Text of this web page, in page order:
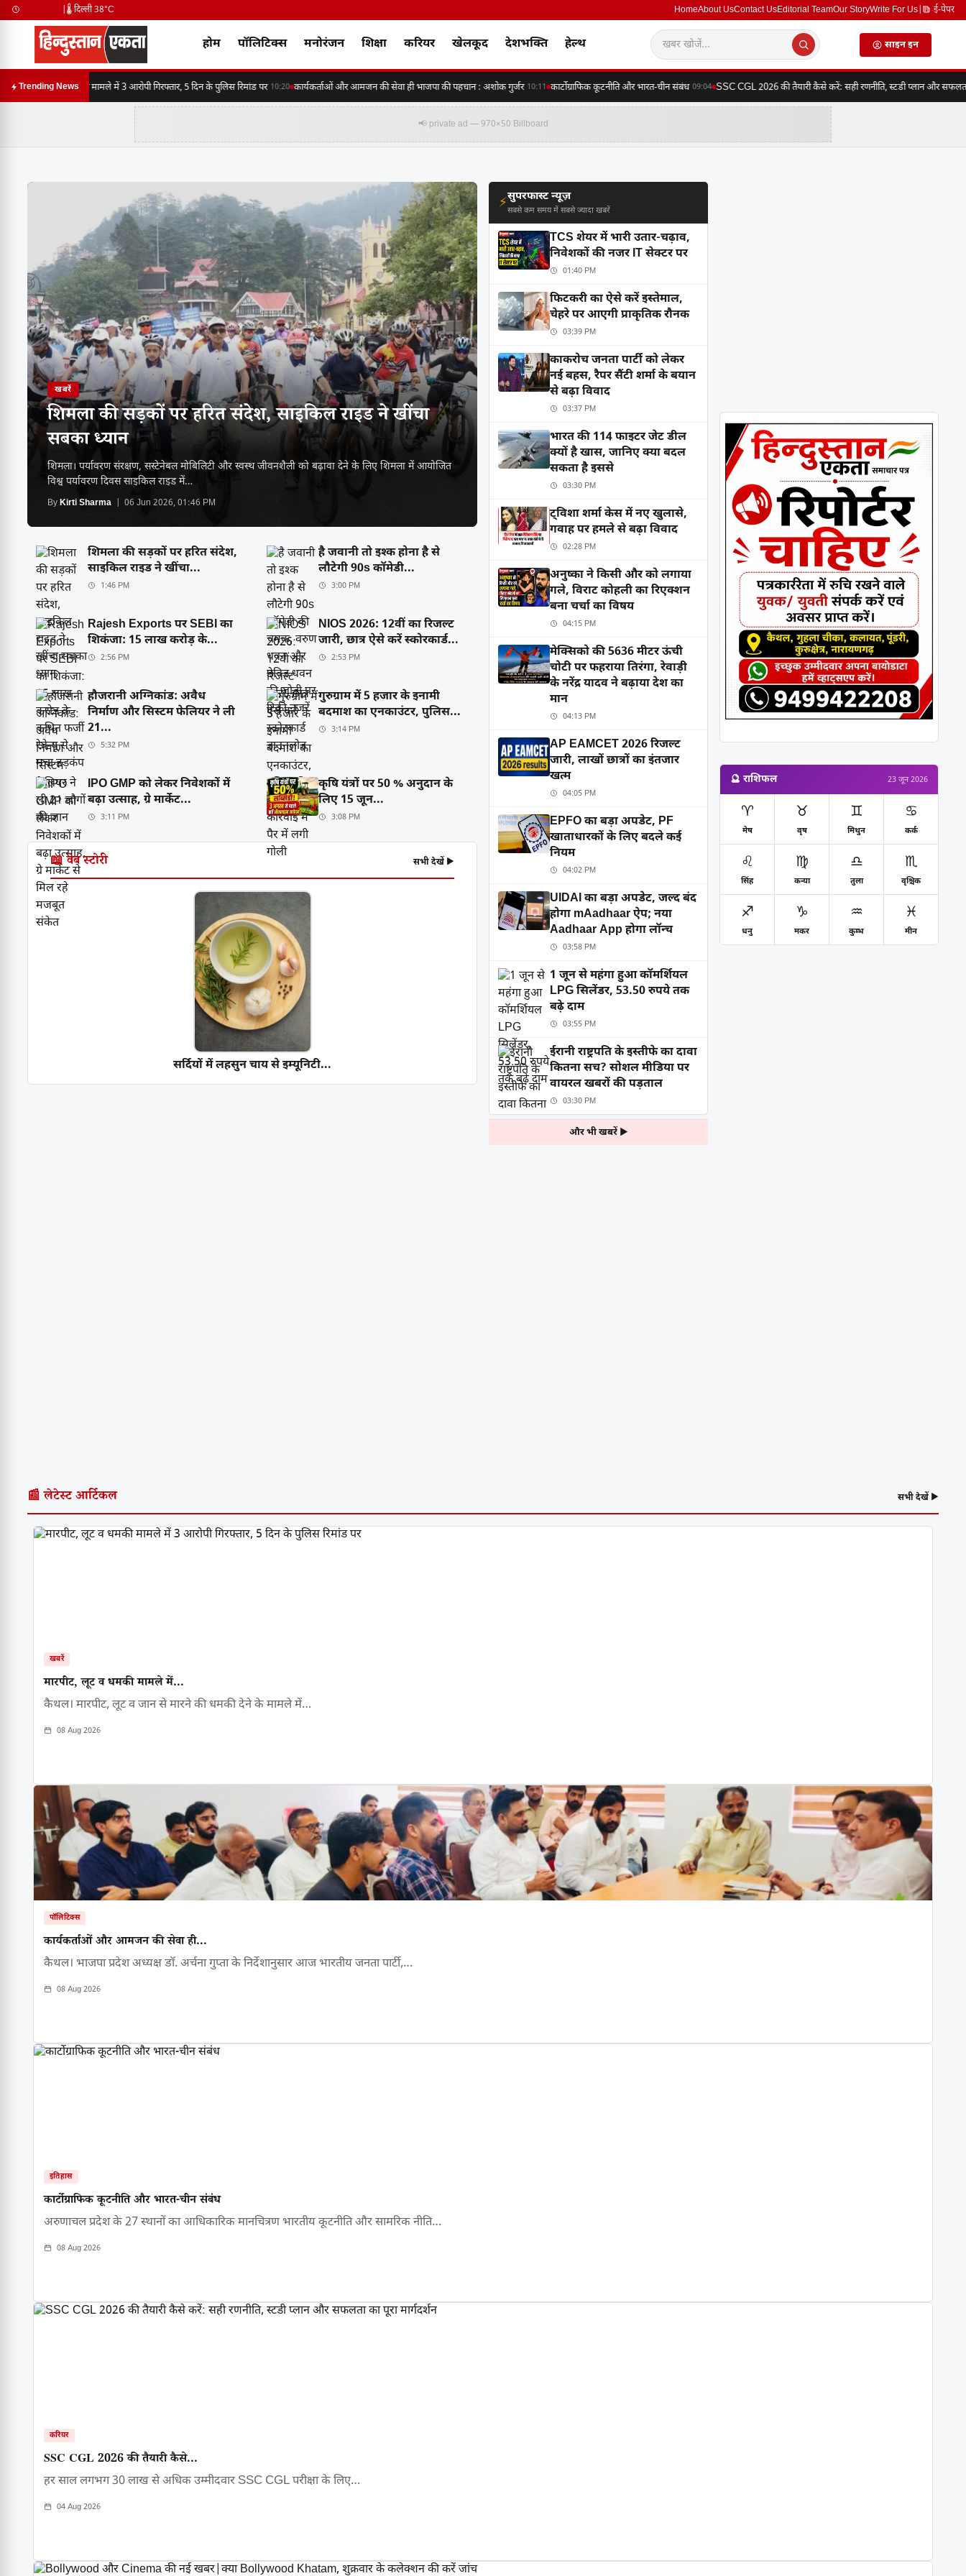
🌡️ दिल्ली 38°C HomeAbout UsContact UsEditorial TeamOur StoryWrite For Us ई-पेपर
होम पॉलिटिक्स मनोरंजन शिक्षा करियर खेलकूद देशभक्ति हेल्थ साइन इन
Trending News
मारपीट, लूट व धमकी मामले में 3 आरोपी गिरफ्तार, 5 दिन के पुलिस रिमांड पर 10:20 कार्यकर्ताओं और आमजन की सेवा ही भाजपा की पहचान : अशोक गुर्जर 10:11 कार्टोग्राफिक कूटनीति और भारत-चीन संबंध 09:04 SSC CGL 2026 की तैयारी कैसे करें: सही रणनीति, स्टडी प्लान और सफलता का
📢 private ad — 970×50 Billboard
खबरें
शिमला की सड़कों पर हरित संदेश, साइकिल राइड ने खींचा
सबका ध्यान
शिमला। पर्यावरण संरक्षण, सस्टेनेबल मोबिलिटी और स्वस्थ जीवनशैली को बढ़ावा देने के लिए शिमला में आयोजित
विश्व पर्यावरण दिवस साइकिल राइड में…
ByKirti Sharma | 06 Jun 2026, 01:46 PM
शिमला की सड़कों पर हरित संदेश,
साइकिल राइड ने खींचा...
1:46 PM
है जवानी तो इश्क होना है से
लौटेगी 90s कॉमेडी...
3:00 PM
Rajesh Exports पर SEBI का
शिकंजा: 15 लाख करोड़ के...
2:56 PM
NIOS 2026: 12वीं का रिजल्ट
जारी, छात्र ऐसे करें स्कोरकार्ड...
2:53 PM
हौजरानी अग्निकांड: अवैध
निर्माण और सिस्टम फेलियर ने ली
21...
5:32 PM
गुरुग्राम में 5 हजार के इनामी
बदमाश का एनकाउंटर, पुलिस...
3:14 PM
IPO GMP को लेकर निवेशकों में
बढ़ा उत्साह, ग्रे मार्केट...
3:11 PM
कृषि यंत्रों पर 50 % अनुदान के
लिए 15 जून...
3:08 PM
📖 वेब स्टोरी सभी देखें ▶
सर्दियों में लहसुन चाय से इम्यूनिटी...
⚡सुपरफास्ट न्यूज़
सबसे कम समय में सबसे ज्यादा खबरें
TCS शेयर में भारी उतार-चढ़ाव,
निवेशकों की नजर IT सेक्टर पर
01:40 PM
फिटकरी का ऐसे करें इस्तेमाल,
चेहरे पर आएगी प्राकृतिक रौनक
03:39 PM
काकरोच जनता पार्टी को लेकर
नई बहस, रैपर सैंटी शर्मा के बयान
से बढ़ा विवाद
03:37 PM
भारत की 114 फाइटर जेट डील
क्यों है खास, जानिए क्या बदल
सकता है इससे
03:30 PM
ट्विशा शर्मा केस में नए खुलासे,
गवाह पर हमले से बढ़ा विवाद
02:28 PM
अनुष्का ने किसी और को लगाया
गले, विराट कोहली का रिएक्शन
बना चर्चा का विषय
04:15 PM
मेक्सिको की 5636 मीटर ऊंची
चोटी पर फहराया तिरंगा, रेवाड़ी
के नरेंद्र यादव ने बढ़ाया देश का
मान
04:13 PM
AP EAMCET 2026 रिजल्ट
जारी, लाखों छात्रों का इंतजार
खत्म
04:05 PM
EPFO का बड़ा अपडेट, PF
खाताधारकों के लिए बदले कई
नियम
04:02 PM
UIDAI का बड़ा अपडेट, जल्द बंद
होगा mAadhaar ऐप; नया
Aadhaar App होगा लॉन्च
03:58 PM
1 जून से महंगा हुआ कॉमर्शियल
LPG सिलेंडर, 53.50 रुपये तक
बढ़े दाम
03:55 PM
ईरानी राष्ट्रपति के इस्तीफे का दावा
कितना सच? सोशल मीडिया पर
वायरल खबरों की पड़ताल
03:30 PM
और भी खबरें ▶
🔮 राशिफल 23 जून 2026
♈
मेष
♉
वृष
♊
मिथुन
♋
कर्क
♌
सिंह
♍
कन्या
♎
तुला
♏
वृश्चिक
♐
धनु
♑
मकर
♒
कुम्भ
♓
मीन
📰 लेटेस्ट आर्टिकल सभी देखें ▶
खबरें
मारपीट, लूट व धमकी मामले में...
कैथल। मारपीट, लूट व जान से मारने की धमकी देने के मामले में…
08 Aug 2026
पॉलिटिक्स
कार्यकर्ताओं और आमजन की सेवा ही...
कैथल। भाजपा प्रदेश अध्यक्ष डॉ. अर्चना गुप्ता के निर्देशानुसार आज भारतीय जनता पार्टी,…
08 Aug 2026
इतिहास
कार्टोग्राफिक कूटनीति और भारत-चीन संबंध
अरुणाचल प्रदेश के 27 स्थानों का आधिकारिक मानचित्रण भारतीय कूटनीति और सामरिक नीति…
08 Aug 2026
करियर
SSC CGL 2026 की तैयारी कैसे...
हर साल लगभग 30 लाख से अधिक उम्मीदवार SSC CGL परीक्षा के लिए…
04 Aug 2026